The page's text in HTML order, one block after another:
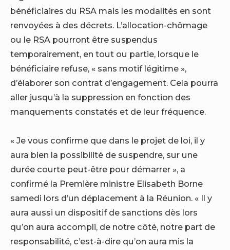
bénéficiaires du RSA mais les modalités en sont
renvoyées à des décrets. L’allocation-chômage
ou le RSA pourront être suspendus
temporairement, en tout ou partie, lorsque le
bénéficiaire refuse, « sans motif légitime »,
d’élaborer son contrat d’engagement. Cela pourra
aller jusqu’à la suppression en fonction des
manquements constatés et de leur fréquence.
« Je vous confirme que dans le projet de loi, il y
aura bien la possibilité de suspendre, sur une
durée courte peut-être pour démarrer », a
confirmé la Première ministre Elisabeth Borne
samedi lors d’un déplacement à la Réunion. « Il y
aura aussi un dispositif de sanctions dès lors
qu’on aura accompli, de notre côté, notre part de
responsabilité, c’est-à-dire qu’on aura mis la